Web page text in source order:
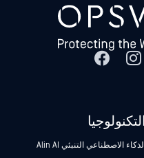
التكنولوجيا
الذكاء الاصطناعي التنبئي Alin AI